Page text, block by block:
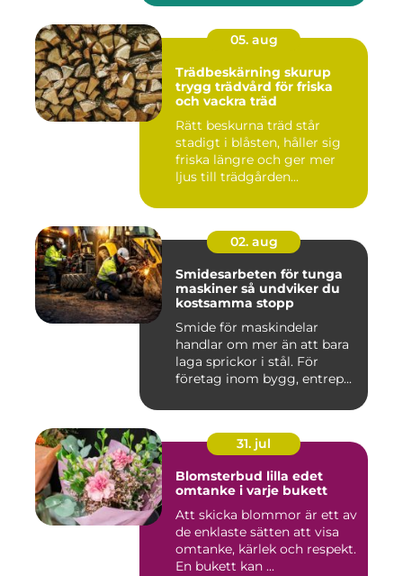
05. aug
Trädbeskärning skurup
trygg trädvård för friska
och vackra träd
Rätt beskurna träd står
stadigt i blåsten, håller sig
friska längre och ger mer
ljus till trädgården...
02. aug
Smidesarbeten för tunga
maskiner så undviker du
kostsamma stopp
Smide för maskindelar
handlar om mer än att bara
laga sprickor i stål. För
företag inom bygg, entrep...
31. jul
Blomsterbud lilla edet
omtanke i varje bukett
Att skicka blommor är ett av
de enklaste sätten att visa
omtanke, kärlek och respekt.
En bukett kan ...